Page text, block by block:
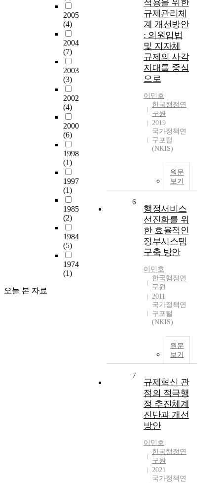
2005
(4)
2004
(7)
2003
(3)
2002
(4)
2000
(6)
1998
(1)
1997
(1)
1985
(2)
1984
(5)
1974
(1)
오늘 본 자료
적용을 위한
규제관리체
계 개선방안
: 의원입법
및 지자체
규제의 사각
지대를 중심
으로
이민호
한국행정연
구원
2019
국가정책연
구포털
(NKIS)
원문
보기
6
행정서비스
선진화를 위
한 효율적인
정부시스템
구축 방안
이민호
한국행정연
구원
2011
국가정책연
구포털
(NKIS)
원문
보기
7
규제혁신 관
점의 적극행
정 추진체계
진단과 개선
방안
이민호
한국행정연
구원
2021
국가정책연